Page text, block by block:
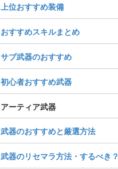
上位おすすめ装備
おすすめスキルまとめ
サブ武器のおすすめ
初心者おすすめ武器
アーティア武器
武器のおすすめと厳選方法
武器のリセマラ方法・するべき？